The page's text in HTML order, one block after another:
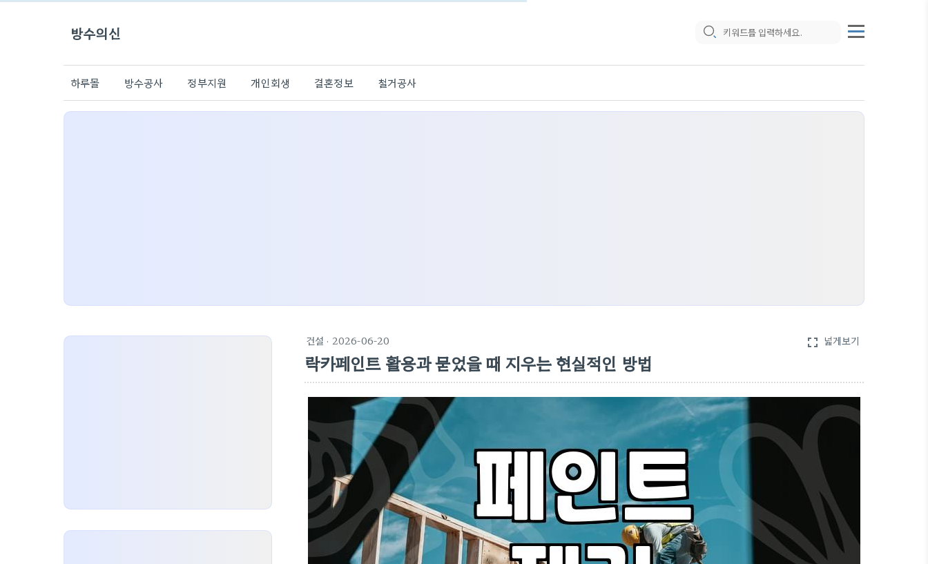
방수의신
하루몰 방수공사 정부지원 개인회생 결혼정보 철거공사
건설 · 2026-06-20 fullscreen 넓게보기
락카페인트 활용과 묻었을 때 지우는 현실적인 방법